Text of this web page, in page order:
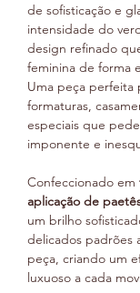
de sofisticação e
intensidade do
design refinado
feminina de forma
Uma peça perfeita
formaturas,
especiais que
imponente e
Confeccionado em
aplicação de
um brilho
delicados padrões
peça, criando um
luxuoso a cada